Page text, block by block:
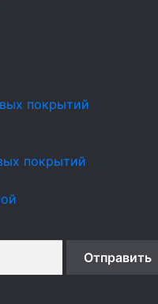
покрытий
покрытий